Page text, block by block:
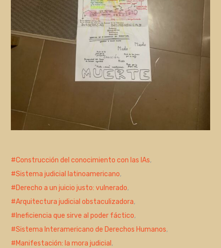
Construcción del conocimiento con las IAs,
Sistema judicial latinoamericano,
Derecho a un juicio justo: vulnerado,
Arquitectura judicial obstaculizadora,
Ineficiencia que sirve al poder fáctico,
Sistema Interamericano de Derechos Humanos,
Manifestación: la mora judicial ,